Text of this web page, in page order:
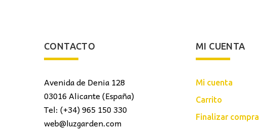
CONTACTO
Avenida de Denia 128
03016 Alicante (España)
Tel: (+34) 965 150 330
web@luzgarden.com
MI CUENTA
Mi cuenta
Carrito
Finalizar compra